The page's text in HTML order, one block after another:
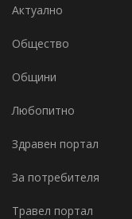
Актуално
Общество
Общини
Любопитно
Здравен портал
За потребителя
Травел портал